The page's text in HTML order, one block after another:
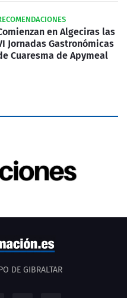
en Algeciras las
Jornadas Gastronómicas
Cuaresma de Apymeal
DE GIBRALTAR